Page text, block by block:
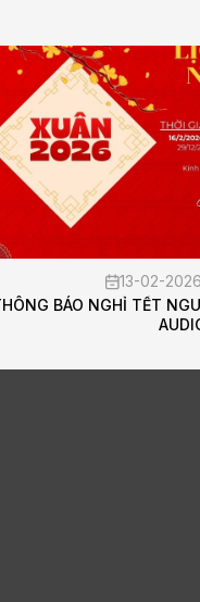
2026 – LONG
Lắp